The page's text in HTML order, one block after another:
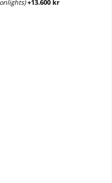
+13.600 kr